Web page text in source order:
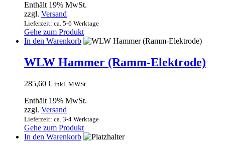
Enthält 19% MwSt.
zzgl. Versand
Lieferzeit: ca. 5-6 Werktage
Gehe zum Produkt
In den Warenkorb
WLW Hammer (Ramm-Elektrode)
285,60 € inkl. MWSt
Enthält 19% MwSt.
zzgl. Versand
Lieferzeit: ca. 3-4 Werktage
Gehe zum Produkt
In den Warenkorb